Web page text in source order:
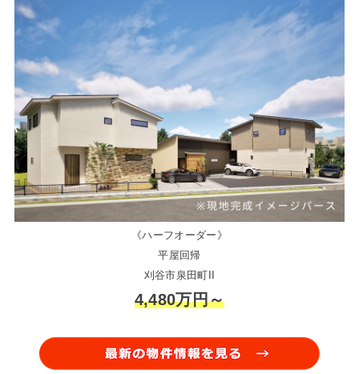
《ハーフオーダー》
平屋回帰
刈谷市泉田町II
4,480万円～